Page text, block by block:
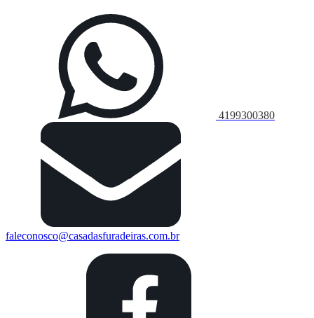
4199300380
faleconosco@casadasfuradeiras.com.br